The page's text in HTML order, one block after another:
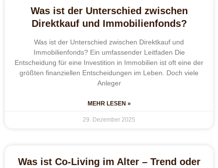
Was ist der Unterschied zwischen
Direktkauf und Immobilienfonds?
Was ist der Unterschied zwischen Direktkauf und
Immobilienfonds? Ein umfassender Leitfaden Die
Entscheidung für eine Investition in Immobilien ist oft eine der
größten finanziellen Entscheidungen im Leben. Doch viele
Anleger
MEHR LESEN »
29. Dezember 2025
Was ist Co-Living im Alter – Trend oder